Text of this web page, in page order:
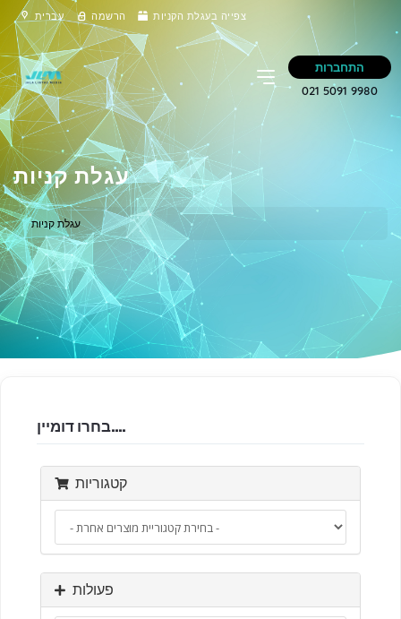
עברית הרשמה צפייה בעגלת הקניות
התחברות
021 5091 9980
עגלת קניות
עגלת קניות
בחרו דומיין....
קטגוריות
פעולות